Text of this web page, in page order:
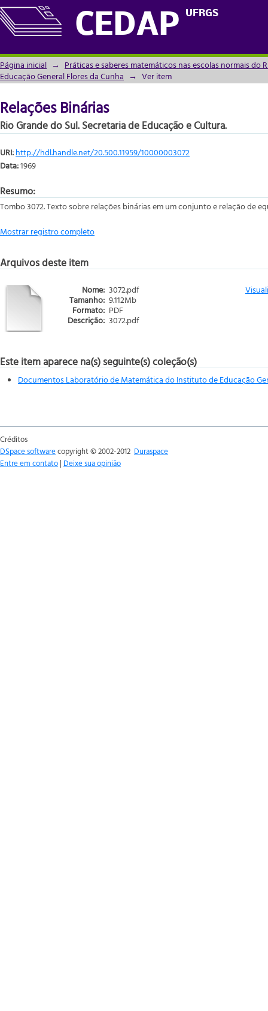
CEDAP UFRGS
Relações Binárias
Página inicial → Práticas e saberes matemáticos nas escolas normais do
Educação General Flores da Cunha → Ver item
Relações Binárias
Rio Grande do Sul. Secretaria de Educação e Cultura.
URI:http://hdl.handle.net/20.500.11959/10000003072
Data:1969
Resumo:
Tombo 3072. Texto sobre relações binárias em um conjunto e relação de
Mostrar registro completo
Arquivos deste item
Nome: 3072.pdf
Tamanho: 9.112Mb
Formato: PDF
Descrição: 3072.pdf
Este item aparece na(s) seguinte(s) coleção(s)
Documentos Laboratório de Matemática do Instituto de Educação
Créditos
DSpace softwarecopyright © 2002-2012 Duraspace
Entre em contato | Deixe sua opinião